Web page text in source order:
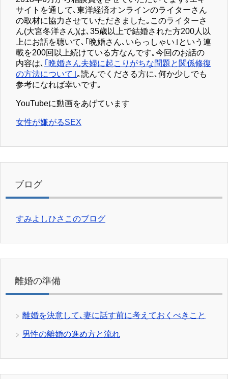
サイトを通して､東洋経済オンラインのライターさん
の取材に協力させていただきました｡このライターさ
ん(大宮冬洋さん)は､35歳以上で結婚された方200人以
上にお話を聴いて､｢晩婚さん､いらっしゃい｣という連
載を200回以上続けている方なんです｡今回のお話の
内容は､ ｢晩婚さん夫婦に起こりがちな問題と関係修復
の方法について｣｡読んでくださる方に､何か少しでも
参考になれば幸いです｡
YouTubeに動画をあげています
女性が嫌がるSEX
ブログ
すみよしひさこのブログ
離婚の準備
離婚を決意して､妻に話す前に考えておくべきこと
男性の離婚の進め方と流れ